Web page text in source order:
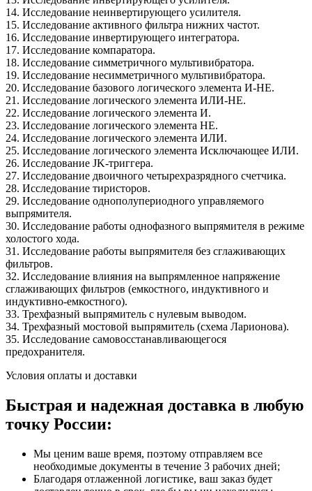
14. Исследование неинвертирующего усилителя.
15. Исследование активного фильтра нижних частот.
16. Исследование инвертирующего интегратора.
17. Исследование компаратора.
18. Исследование симметричного мультивибратора.
19. Исследование несимметричного мультивибратора.
20. Исследование базового логического элемента И-НЕ.
21. Исследование логического элемента ИЛИ-НЕ.
22. Исследование логического элемента И.
23. Исследование логического элемента НЕ.
24. Исследование логического элемента ИЛИ.
25. Исследование логического элемента Исключающее ИЛИ.
26. Исследование JK-триггера.
27. Исследование двоичного четырехразрядного счетчика.
28. Исследование тиристоров.
29. Исследование однополупериодного управляемого
выпрямителя.
30. Исследование работы однофазного выпрямителя в режиме
холостого хода.
31. Исследование работы выпрямителя без сглаживающих
фильтров.
32. Исследование влияния на выпрямленное напряжение
сглаживающих фильтров (емкостного, индуктивного и
индуктивно-емкостного).
33. Трехфазный выпрямитель с нулевым выводом.
34. Трехфазный мостовой выпрямитель (схема Ларионова).
35. Исследование самовосстанавливающегося
предохранителя.
Условия оплаты и доставки
Быстрая и надежная доставка в любую
точку России:
Мы ценим ваше время, поэтому отправляем все
необходимые документы в течение 3 рабочих дней;
Благодаря отлаженной логистике, ваш заказ будет